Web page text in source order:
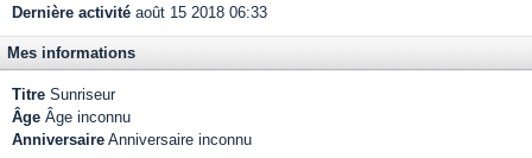
Dernière activité août 15 2018 06:33
Mes informations
Titre Sunriseur
Âge Âge inconnu
Anniversaire Anniversaire inconnu